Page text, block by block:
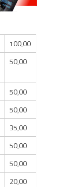
100,00
50,00
50,00
50,00
35,00
50,00
50,00
20,00